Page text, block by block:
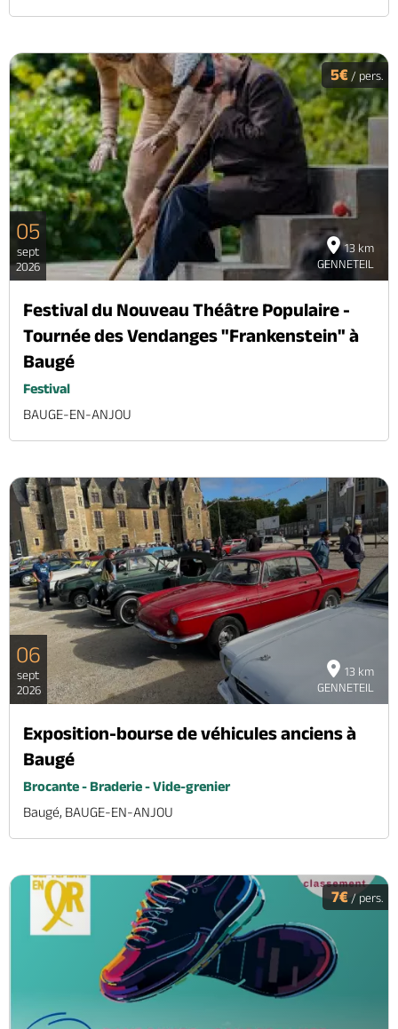
13 km
GENNETEIL
5€ / pers.
05
sept
2026
Festival du Nouveau Théâtre Populaire -
Tournée des Vendanges "Frankenstein" à
Baugé
Festival
BAUGE-EN-ANJOU
13 km
GENNETEIL
06
sept
2026
Exposition-bourse de véhicules anciens à
Baugé
Brocante - Braderie - Vide-grenier
Baugé, BAUGE-EN-ANJOU
7€/ pers.